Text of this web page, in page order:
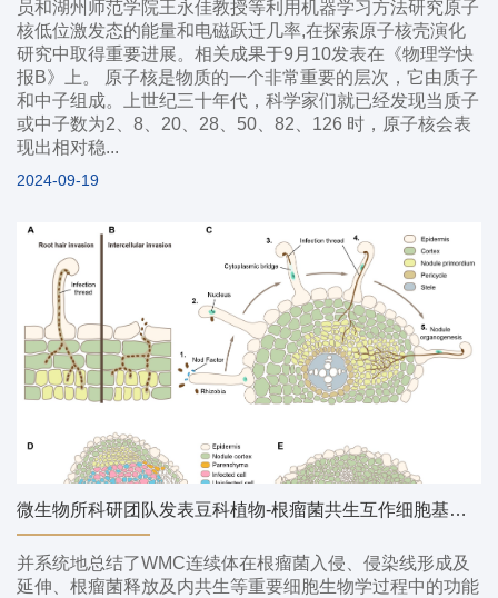
员和湖州师范学院王永佳教授等利用机器学习方法研究原子
核低位激发态的能量和电磁跃迁几率,在探索原子核壳演化
研究中取得重要进展。相关成果于9月10发表在《物理学快
报B》上。 原子核是物质的一个非常重要的层次，它由质子
和中子组成。上世纪三十年代，科学家们就已经发现当质子
或中子数为2、8、20、28、50、82、126 时，原子核会表
现出相对稳...
2024-09-19
微生物所科研团队发表豆科植物-根瘤菌共生互作细胞基础综述文章
并系统地总结了WMC连续体在根瘤菌入侵、侵染线形成及
延伸、根瘤菌释放及内共生等重要细胞生物学过程中的功能